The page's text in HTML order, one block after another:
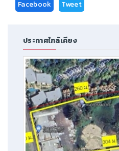
Facebook Tweet
ประกาศใกล้เคียง